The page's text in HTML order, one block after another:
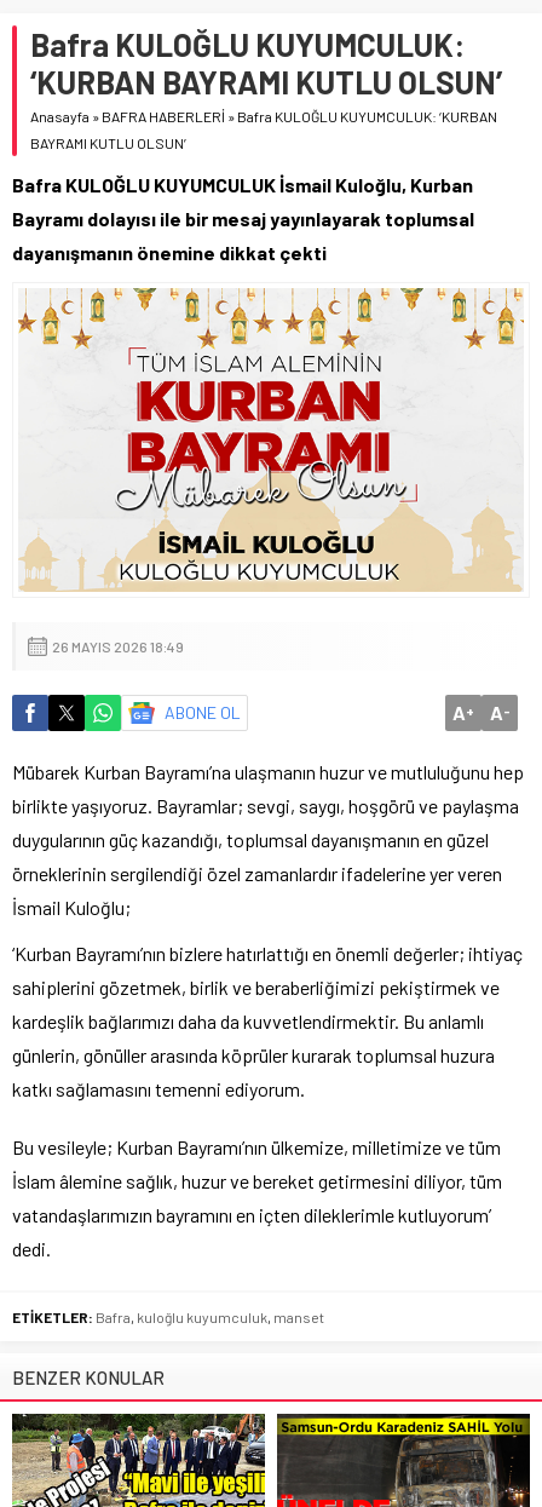
Bafra KULOĞLU KUYUMCULUK:
‘KURBAN BAYRAMI KUTLU OLSUN’
Anasayfa » BAFRA HABERLERİ » Bafra KULOĞLU KUYUMCULUK: ‘KURBAN
BAYRAMI KUTLU OLSUN’
Bafra KULOĞLU KUYUMCULUK İsmail Kuloğlu, Kurban
Bayramı dolayısı ile bir mesaj yayınlayarak toplumsal
dayanışmanın önemine dikkat çekti
26 MAYIS 2026 18:49
ABONE OL A+ A-
Mübarek Kurban Bayramı’na ulaşmanın huzur ve mutluluğunu hep
birlikte yaşıyoruz. Bayramlar; sevgi, saygı, hoşgörü ve paylaşma
duygularının güç kazandığı, toplumsal dayanışmanın en güzel
örneklerinin sergilendiği özel zamanlardır ifadelerine yer veren
İsmail Kuloğlu;
‘Kurban Bayramı’nın bizlere hatırlattığı en önemli değerler; ihtiyaç
sahiplerini gözetmek, birlik ve beraberliğimizi pekiştirmek ve
kardeşlik bağlarımızı daha da kuvvetlendirmektir. Bu anlamlı
günlerin, gönüller arasında köprüler kurarak toplumsal huzura
katkı sağlamasını temenni ediyorum.
Bu vesileyle; Kurban Bayramı’nın ülkemize, milletimize ve tüm
İslam âlemine sağlık, huzur ve bereket getirmesini diliyor, tüm
vatandaşlarımızın bayramını en içten dileklerimle kutluyorum’
dedi.
ETİKETLER: Bafra kuloğlu kuyumculuk manset
BENZER KONULAR